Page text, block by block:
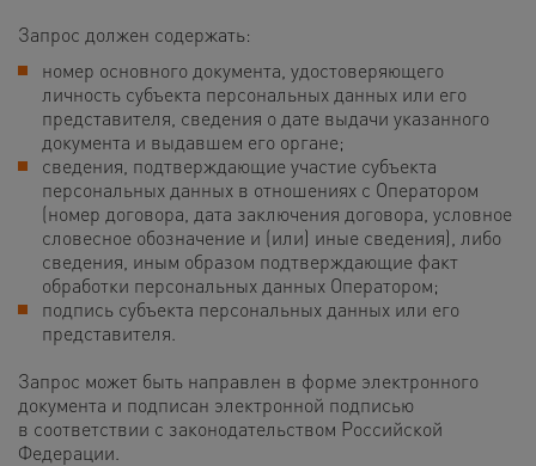
Запрос должен содержать:
номер основного документа, удостоверяющего
личность субъекта персональных данных или его
представителя, сведения о дате выдачи указанного
документа и выдавшем его органе;
сведения, подтверждающие участие субъекта
персональных данных в отношениях с Оператором
(номер договора, дата заключения договора, условное
словесное обозначение и (или) иные сведения), либо
сведения, иным образом подтверждающие факт
обработки персональных данных Оператором;
подпись субъекта персональных данных или его
представителя.
Запрос может быть направлен в форме электронного
документа и подписан электронной подписью
в соответствии с законодательством Российской
Федерации.